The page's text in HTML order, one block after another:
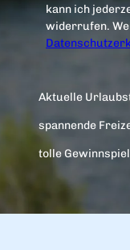
kann ich
widerrufen.
Aktuelle
spannende
tolle